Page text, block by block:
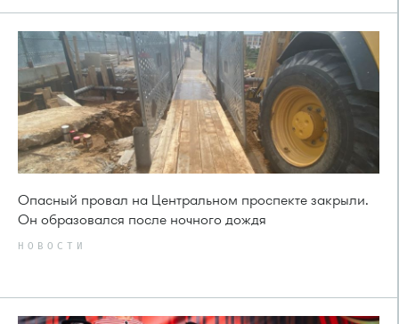
Опасный провал на Центральном проспекте закрыли.
Он образовался после ночного дождя
НОВОСТИ